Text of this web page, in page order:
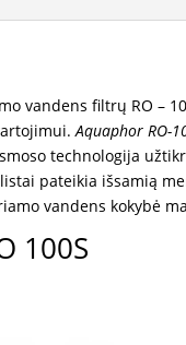
vandens filtrų RO –
Aquaphor RO-
technologija
pateikia išsamią
vandens kokybė
100S